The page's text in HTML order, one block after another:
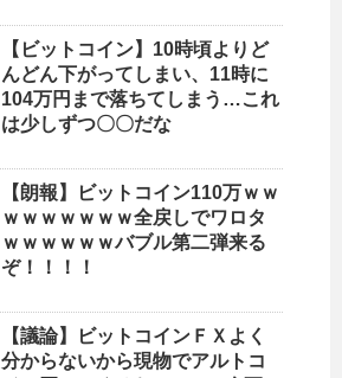
【ビットコイン】10時頃よりど
んどん下がってしまい、11時に
104万円まで落ちてしまう…これ
は少しずつ〇〇だな
【朗報】ビットコイン110万ｗｗ
ｗｗｗｗｗｗｗ全戻しでワロタ
ｗｗｗｗｗｗバブル第二弾来る
ぞ！！！！
【議論】ビットコインＦＸよく
分からないから現物でアルトコ